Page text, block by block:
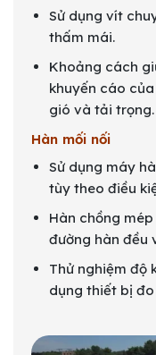
Sử dụng vít
thấm mái.
Khoảng cách
khuyến cáo
gió và tải trọng.
Hàn mối nối
Sử dụng máy
tùy theo điều
Hàn chồng
đường hàn đều
Thử nghiệm độ
dụng thiết bị